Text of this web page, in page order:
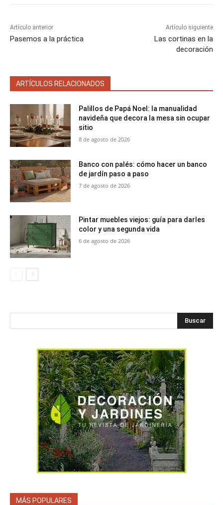
Artículo anterior
Pasemos a la práctica
Artículo siguiente
Las cortinas en la
decoración
ARTÍCULOS RELACIONADOS
Palillos de Papá Noel: la manualidad
navideña que decora la mesa sin ocupar
sitio
8 de agosto de 2026
Banco con palés: cómo hacer un banco
de jardín paso a paso
7 de agosto de 2026
Pintar muebles viejos: guía para darles
color y una segunda vida
6 de agosto de 2026
Buscar
MÁS POPULARES